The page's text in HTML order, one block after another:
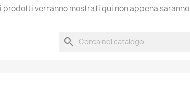
prodotti verranno mostrati qui non appena saranno
search